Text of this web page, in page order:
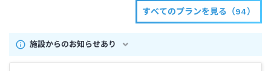
すべてのプランを見る（94）
施設からのお知らせあり